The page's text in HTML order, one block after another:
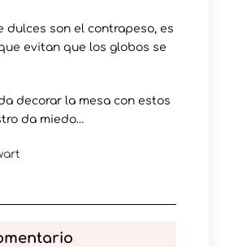
dulces son el contrapeso, es
evitan que los globos se
decorar la mesa con estos
da miedo…